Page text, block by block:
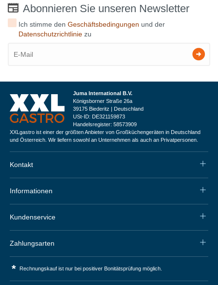
Abonnieren Sie unseren Newsletter
Ich stimme denGeschäftsbedingungen und der
Datenschutzrichtlinie zu
Juma International B.V.
Königsborner Straße 26a
39175 Biederitz | Deutschland
USt-ID: DE321159873
Handelsregister: 58573909
XXLgastro ist einer der größten Anbieter von Großküchengeräten in Deutschland
und Österreich. Wir liefern sowohl an Unternehmen als auch an Privatpersonen.
Kontakt
Informationen
Kundenservice
Zahlungsarten
* Rechnungskauf ist nur bei positiver Bonitätsprüfung möglich.